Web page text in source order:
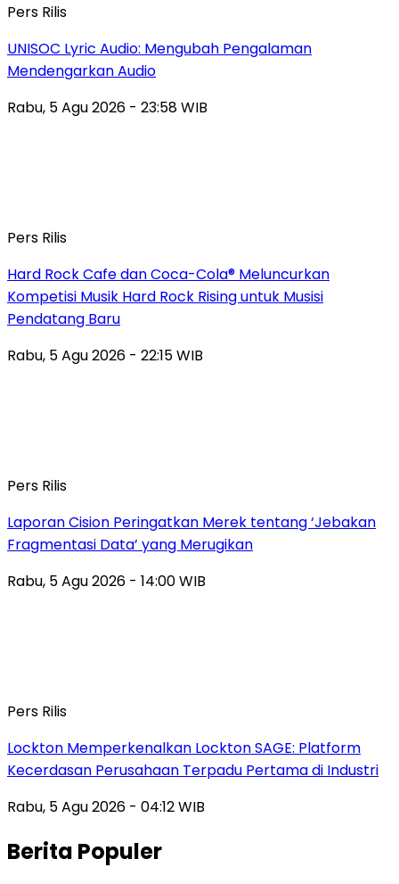
Pers Rilis
UNISOC Lyric Audio: Mengubah Pengalaman
Mendengarkan Audio
Rabu, 5 Agu 2026 - 23:58 WIB
Pers Rilis
Hard Rock Cafe dan Coca-Cola® Meluncurkan
Kompetisi Musik Hard Rock Rising untuk Musisi
Pendatang Baru
Rabu, 5 Agu 2026 - 22:15 WIB
Pers Rilis
Laporan Cision Peringatkan Merek tentang ‘Jebakan
Fragmentasi Data’ yang Merugikan
Rabu, 5 Agu 2026 - 14:00 WIB
Pers Rilis
Lockton Memperkenalkan Lockton SAGE: Platform
Kecerdasan Perusahaan Terpadu Pertama di Industri
Rabu, 5 Agu 2026 - 04:12 WIB
Berita Populer